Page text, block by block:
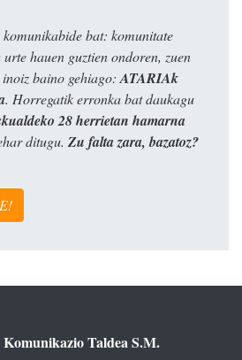
bat: komunitate
hauen guztien ondoren, zuen
baino gehiago: ATARIAk
. Horregatik erronka bat daukagu
28 herrietan hamarna
ditugu. Zu falta zara, bazatoz?
Komunikazio Taldea S.M.